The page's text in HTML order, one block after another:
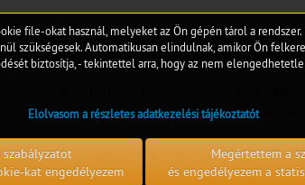
pedig várhatóan 2027. március 1-jén kerül sor.
a Perform Europe csapata által
kérdéseit. Kérdés esetén e-mailen keresztül is
követően, a partnerség által megválasztott
file-okat használ, melyeket az Ön gépén tárol a
szükségesek. Automatikusan elindulnak, amikor Ön
biztosítja, - tekintettel arra, hogy az nem
Elolvasom a részletes adatkezelési tájékoztatót
kat engedélyezem
Megértettem a
és engedélyezem a